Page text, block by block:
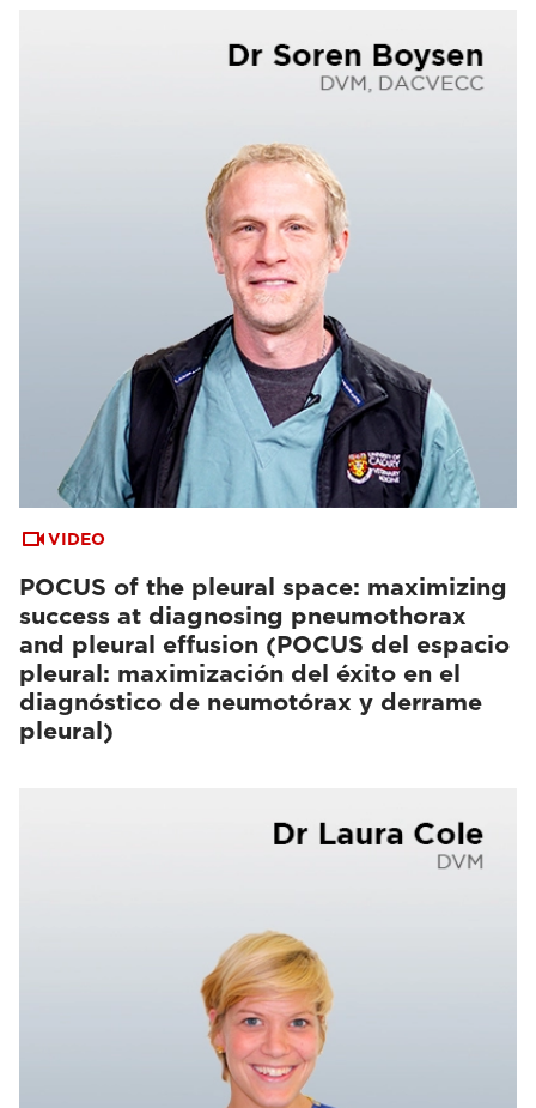
VIDEO
POCUS of the pleural space: maximizing
success at diagnosing pneumothorax
and pleural effusion (POCUS del espacio
pleural: maximización del éxito en el
diagnóstico de neumotórax y derrame
pleural)